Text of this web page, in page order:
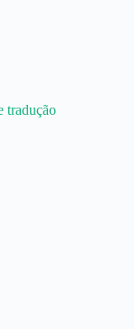
tradução⁠